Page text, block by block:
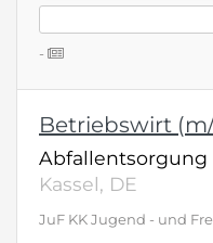
-
Betriebswirt
Abfallentsorgung
Kassel, DE